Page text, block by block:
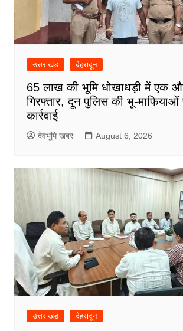
उत्तराखंड देहरादून
65 लाख की भूमि धोखाधड़ी में एक
गिरफ्तार, दून पुलिस की भू-माफियाओं
कार्रवाई
देवभूमि खबर August 6, 2026
उत्तराखंड देहरादून